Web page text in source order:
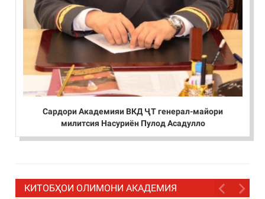
Сардори Академияи ВКД ҶТ генерал-майори
милитсия Насуриён Пулод Асадулло
КИТОБҲОИ ОЛИМОНИ АКАДЕМИЯ